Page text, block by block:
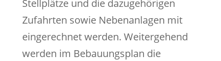
Stellplätze und die dazugehörigen
Zufahrten sowie Nebenanlagen mit
eingerechnet werden. Weitergehend
werden im Bebauungsplan die